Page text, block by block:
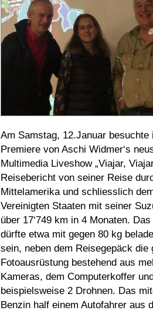
Am Samstag, 12.Januar besuchte
Premiere von Aschi Widmer‘s
Multimedia Liveshow „Viajar,
Reisebericht von seiner Reise
Mittelamerika und schliesslich
Vereinigten Staaten mit seiner
über 17‘749 km in 4 Monaten.
dürfte etwa mit gegen 80 kg
sein, neben dem Reisegepäck die
Fotoausrüstung bestehend aus
Kameras, dem Computerkoffer
beispielsweise 2 Drohnen. Das
Benzin half einem Autofahrer aus